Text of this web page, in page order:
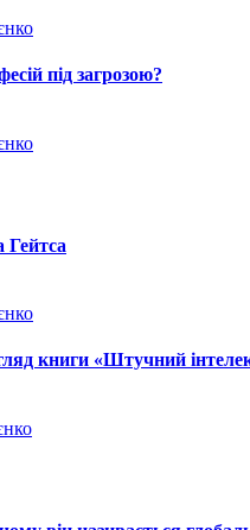
під загрозою?
Гейтса
книги «Штучний